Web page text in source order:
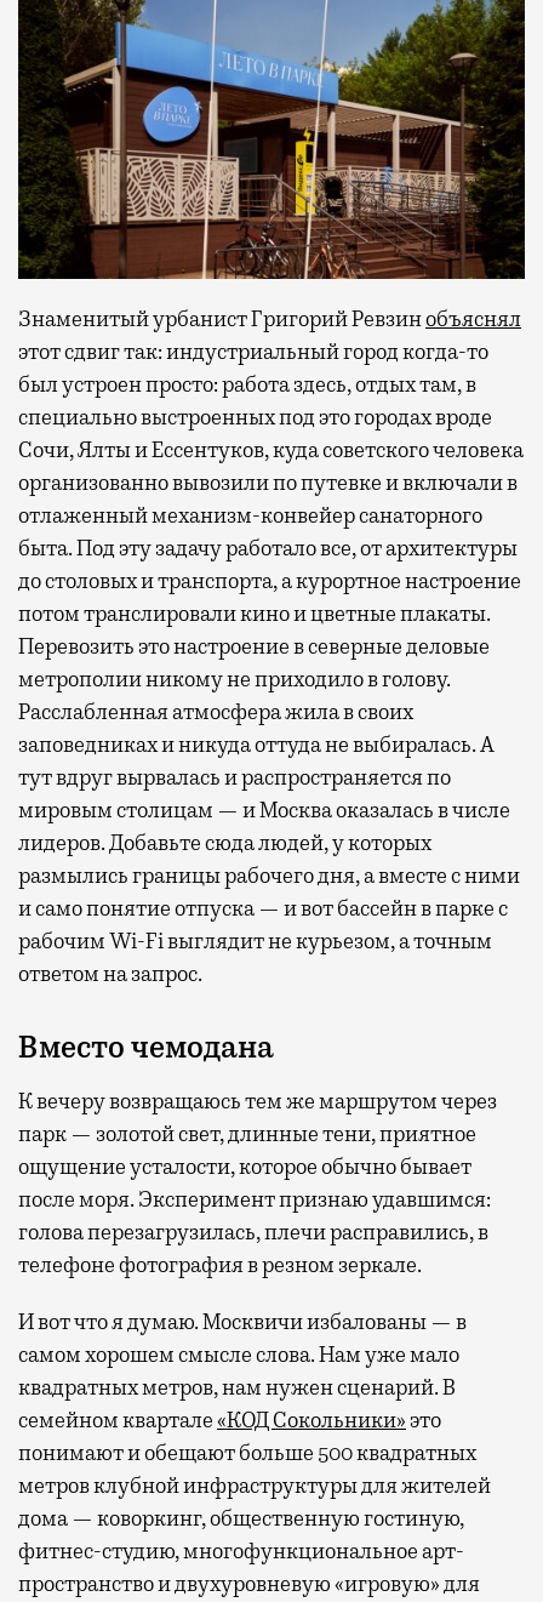
Знаменитый урбанист Григорий Ревзинобъяснял
этот сдвиг так: индустриальный город когда-то
был устроен просто: работа здесь, отдых там, в
специально выстроенных под это городах вроде
Сочи, Ялты и Ессентуков, куда советского человека
организованно вывозили по путевке и включали в
отлаженный механизм-конвейер санаторного
быта. Под эту задачу работало все, от архитектуры
до столовых и транспорта, а курортное настроение
потом транслировали кино и цветные плакаты.
Перевозить это настроение в северные деловые
метрополии никому не приходило в голову.
Расслабленная атмосфера жила в своих
заповедниках и никуда оттуда не выбиралась. А
тут вдруг вырвалась и распространяется по
мировым столицам — и Москва оказалась в числе
лидеров. Добавьте сюда людей, у которых
размылись границы рабочего дня, а вместе с ними
и само понятие отпуска — и вот бассейн в парке с
рабочим Wi-Fi выглядит не курьезом, а точным
ответом на запрос.
Вместо чемодана
К вечеру возвращаюсь тем же маршрутом через
парк — золотой свет, длинные тени, приятное
ощущение усталости, которое обычно бывает
после моря. Эксперимент признаю удавшимся:
голова перезагрузилась, плечи расправились, в
телефоне фотография в резном зеркале.
И вот что я думаю. Москвичи избалованы — в
самом хорошем смысле слова. Нам уже мало
квадратных метров, нам нужен сценарий. В
семейном квартале«КОД Сокольники»это
понимают и обещают больше 500 квадратных
метров клубной инфраструктуры для жителей
дома — коворкинг, общественную гостиную,
фитнес-студию, многофункциональное арт-
пространство и двухуровневую «игровую» для